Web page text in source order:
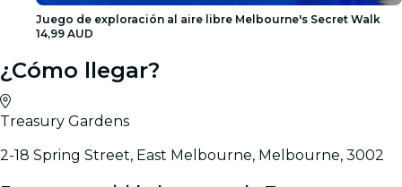
Juego de exploración al aire libre Melbourne's Secret Walk
14,99 AUD
¿Cómo llegar?
Treasury Gardens
2-18 Spring Street, East Melbourne, Melbourne, 3002